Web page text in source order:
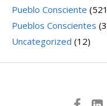
Pueblo Consciente
Pueblos Conscientes
Uncategorized (12)